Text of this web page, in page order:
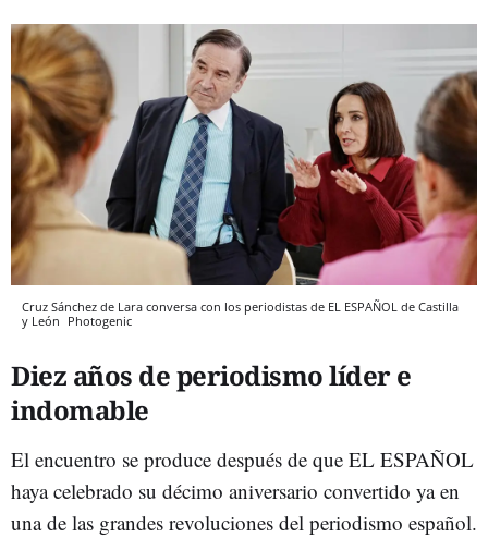
Cruz Sánchez de Lara conversa con los periodistas de EL ESPAÑOL de Castilla
y León Photogenic
Diez años de periodismo líder e
indomable
El encuentro se produce después de que EL ESPAÑOL
haya celebrado su décimo aniversario convertido ya en
una de las grandes revoluciones del periodismo español.